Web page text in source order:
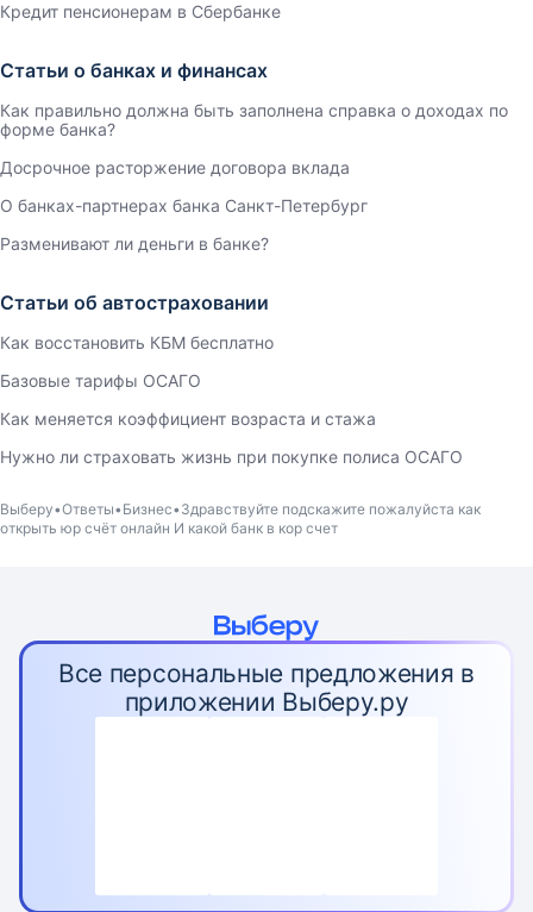
Кредит пенсионерам в Сбербанке
Статьи о банках и финансах
Как правильно должна быть заполнена справка о доходах по
форме банка?
Досрочное расторжение договора вклада
О банках-партнерах банка Санкт-Петербург
Разменивают ли деньги в банке?
Статьи об автостраховании
Как восстановить КБМ бесплатно
Базовые тарифы ОСАГО
Как меняется коэффициент возраста и стажа
Нужно ли страховать жизнь при покупке полиса ОСАГО
Выберу Ответы Бизнес Здравствуйте подскажите пожалуйста как
открыть юр счёт онлайн И какой банк в кор счет
Все персональные предложения в
приложении Выберу.ру